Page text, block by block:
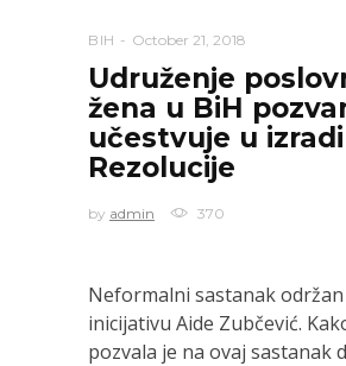
BIH October 21, 2018
Udruženje
žena u BiH
učestvuje u izradi
Rezolucije
by admin 370
Neformalni sastanak održan
inicijativu Aide Zubčević.
pozvala je na ovaj sastanak